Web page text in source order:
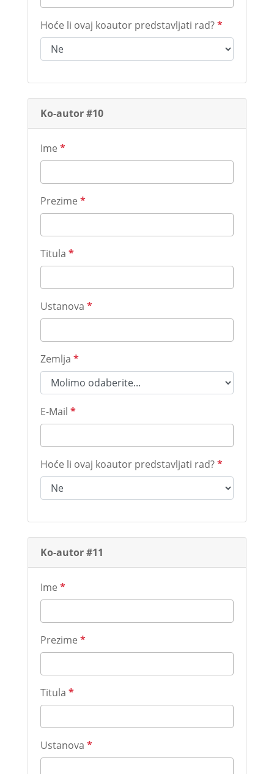
Hoće li ovaj koautor predstavljati rad?*
Ko-autor #10
Ime *
Prezime *
Titula *
Ustanova *
Zemlja *
E-Mail *
Hoće li ovaj koautor predstavljati rad?*
Ko-autor #11
Ime *
Prezime *
Titula *
Ustanova *